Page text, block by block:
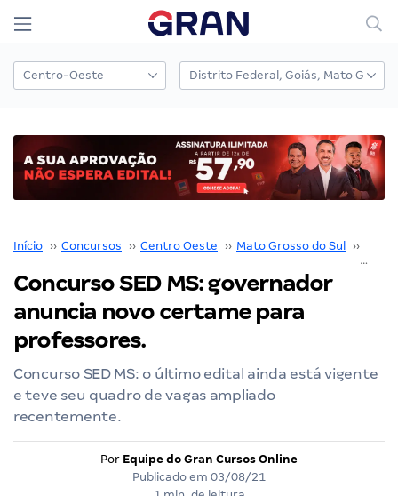
Início ›› Concursos ›› Centro Oeste ›› Mato Grosso do Sul ››
Concurso SED MS: governador
anuncia novo certame para
professores.
Concurso SED MS: o último edital ainda está vigente
e teve seu quadro de vagas ampliado
recentemente.
Por Equipe do Gran Cursos Online
Publicado em 03/08/21